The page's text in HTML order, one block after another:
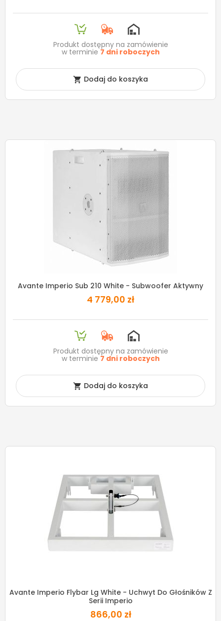
Produkt dostępny na zamówienie
w terminie 7 dni roboczych
 Dodaj do koszyka
Avante Imperio Sub 210 White - Subwoofer Aktywny
4 779,00 zł
Produkt dostępny na zamówienie
w terminie 7 dni roboczych
 Dodaj do koszyka
Avante Imperio Flybar Lg White - Uchwyt Do Głośników Z
Serii Imperio
866,00 zł